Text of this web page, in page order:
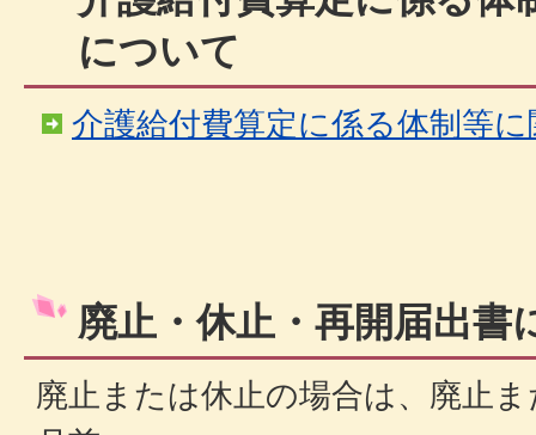
について
介護給付費算定に係る体制等
廃止・休止・再開届出書
廃止または休止の場合は、廃止